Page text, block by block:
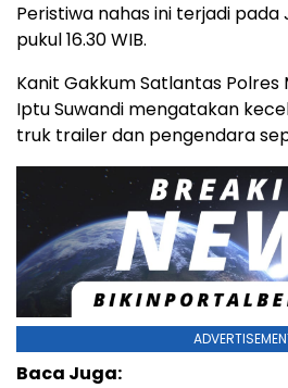
Peristiwa nahas ini terjadi
pukul 16.30 WIB.
Kanit Gakkum Satlantas Polres
Iptu Suwandi mengatakan
truk trailer dan pengendara
Baca Juga: